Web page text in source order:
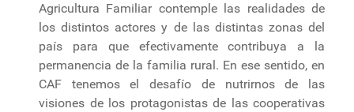
Agricultura Familiar contemple las realidades de
los distintos actores y de las distintas zonas del
país para que efectivamente contribuya a la
permanencia de la familia rural. En ese sentido, en
CAF tenemos el desafío de nutrirnos de las
visiones de los protagonistas de las cooperativas